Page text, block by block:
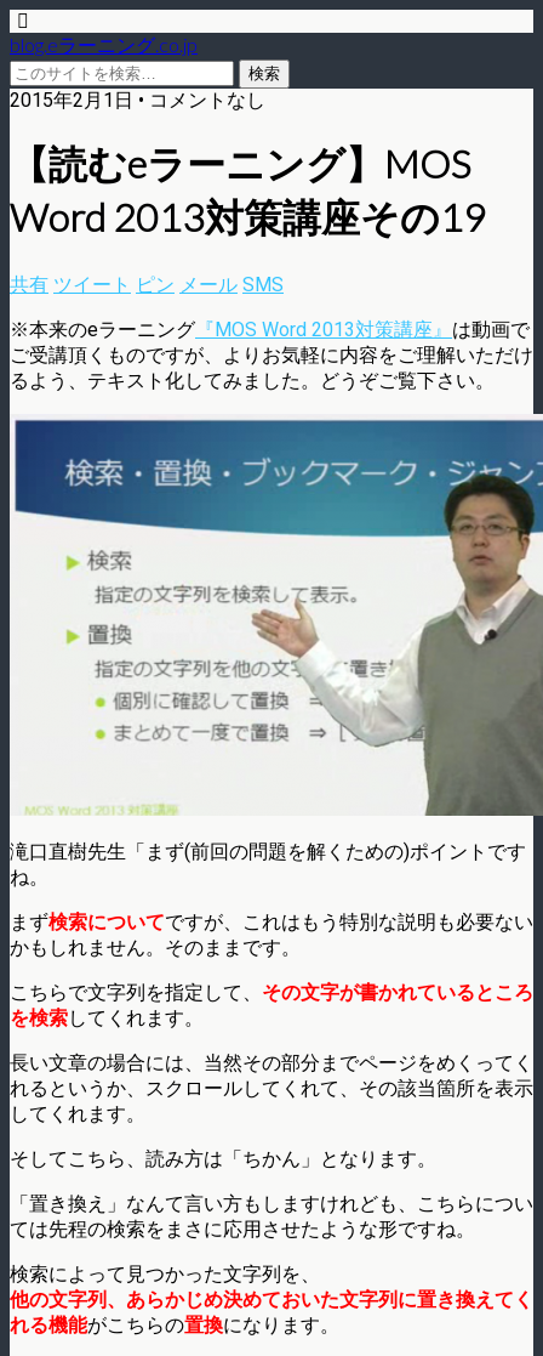
blog.eラーニング.co.jp
2015年2月1日 • コメントなし
【読むeラーニング】MOS
Word 2013対策講座その19
共有 ツイート ピン メール SMS
※本来のeラーニング 『MOS Word 2013対策講座』 は動画で
ご受講頂くものですが、よりお気軽に内容をご理解いただけ
るよう、テキスト化してみました。どうぞご覧下さい。
滝口直樹先生「まず(前回の問題を解くための)ポイントです
ね。
まず検索についてですが、これはもう特別な説明も必要ない
かもしれません。そのままです。
こちらで文字列を指定して、 その文字が書かれているところ
を検索してくれます。
長い文章の場合には、当然その部分までページをめくってく
れるというか、スクロールしてくれて、その該当箇所を表示
してくれます。
そしてこちら、読み方は「ちかん」となります。
「置き換え」なんて言い方もしますけれども、こちらについ
ては先程の検索をまさに応用させたような形ですね。
検索によって見つかった文字列を、
他の文字列、あらかじめ決めておいた文字列に置き換えてく
れる機能がこちらの置換になります。